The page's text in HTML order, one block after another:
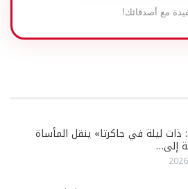
مع أصدقائك!
ذات ليلة في جاكرتا» ينقل المأساة
إلى…